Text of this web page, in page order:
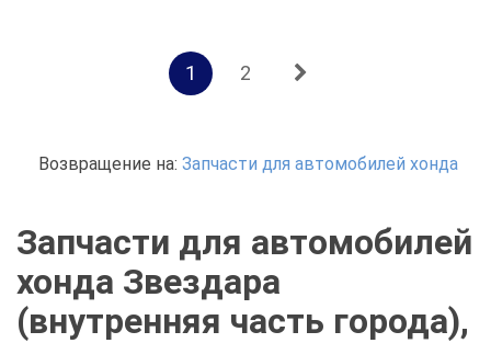
1 2
Возвращение на: Запчасти для автомобилей хонда
Запчасти для автомобилей
хонда Звездара
(внутренняя часть города),